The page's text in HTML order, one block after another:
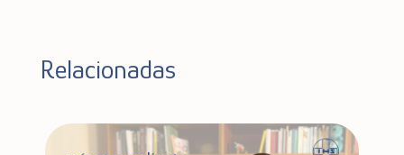
Relacionadas